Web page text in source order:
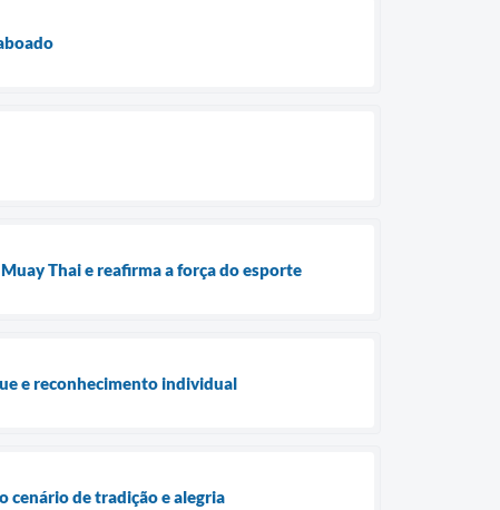
Thai e reafirma a força do esporte
e reconhecimento individual
cenário de tradição e alegria